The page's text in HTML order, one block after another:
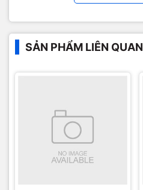
SẢN PHẨM LIÊN QUAN